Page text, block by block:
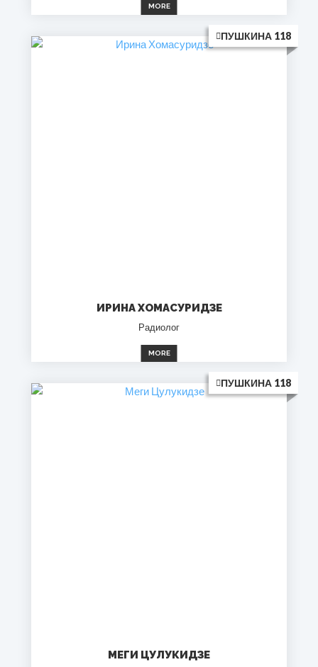
MORE
ПУШКИНА 118
ИРИНА ХОМАСУРИДЗЕ
Радиолог
MORE
ПУШКИНА 118
МЕГИ ЦУЛУКИДЗЕ